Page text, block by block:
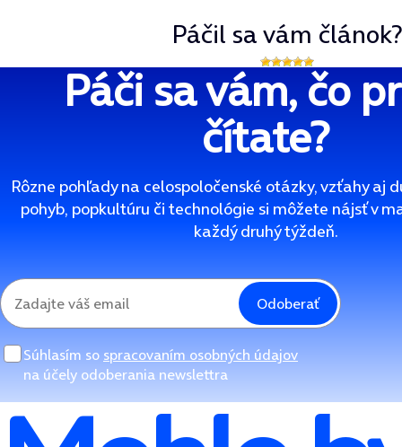
Páčil sa vám článok?
Páči sa vám, čo
čítate?
Rôzne pohľady na celospoločenské otázky, vzťahy aj
pohyb, popkultúru či technológie si môžete nájsť v
každý druhý týždeň.
Odoberať
Súhlasím so spracovaním osobných údajov
na účely odoberania newslettra